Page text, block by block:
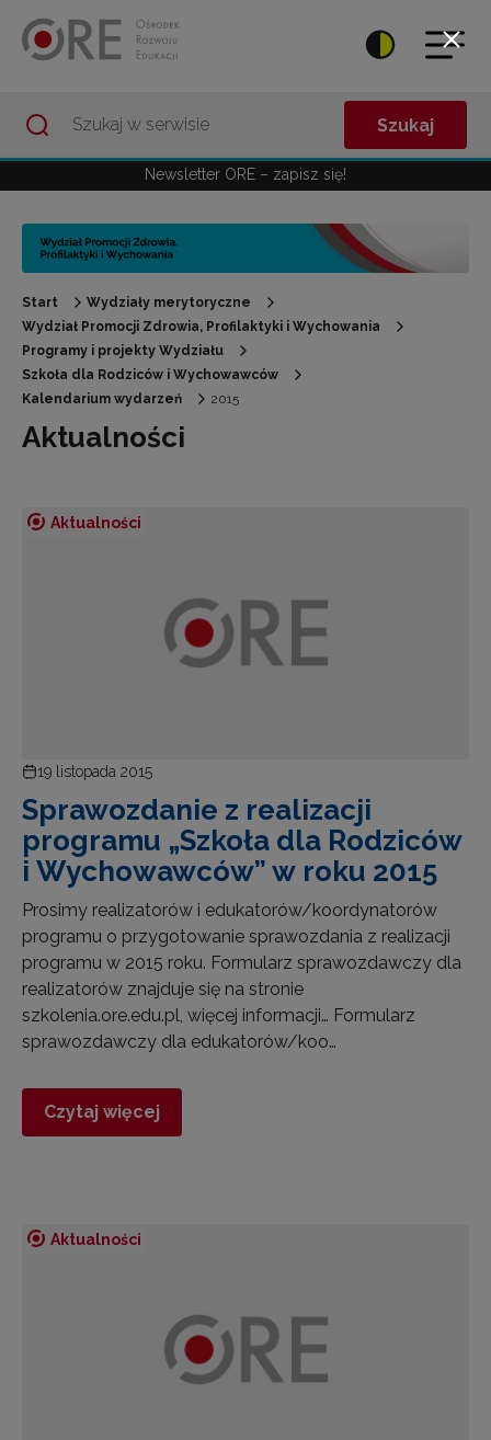
Szukaj
Newsletter ORE – zapisz się!
Start
Wydziały merytoryczne
Wydział Promocji Zdrowia, Profilaktyki i Wychowania
Programy i projekty Wydziału
Szkoła dla Rodziców i Wychowawców
Kalendarium wydarzeń
2015
Aktualności
Aktualności
19 listopada 2015
Sprawozdanie z realizacji
programu „Szkoła dla Rodziców
i Wychowawców” w roku 2015
Prosimy realizatorów i edukatorów/koordynatorów
programu o przygotowanie sprawozdania z realizacji
programu w 2015 roku. Formularz sprawozdawczy dla
realizatorów znajduje się na stronie
szkolenia.ore.edu.pl, więcej informacji… Formularz
sprawozdawczy dla edukatorów/koo…
Czytaj więcej
Aktualności